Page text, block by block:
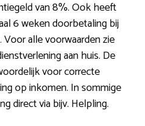
van 8%. Ook heeft
6 weken doorbetaling bij
alle voorwaarden zie
aan huis. De
voor correcte
op inkomen. In sommige
direct via bijv. Helpling.